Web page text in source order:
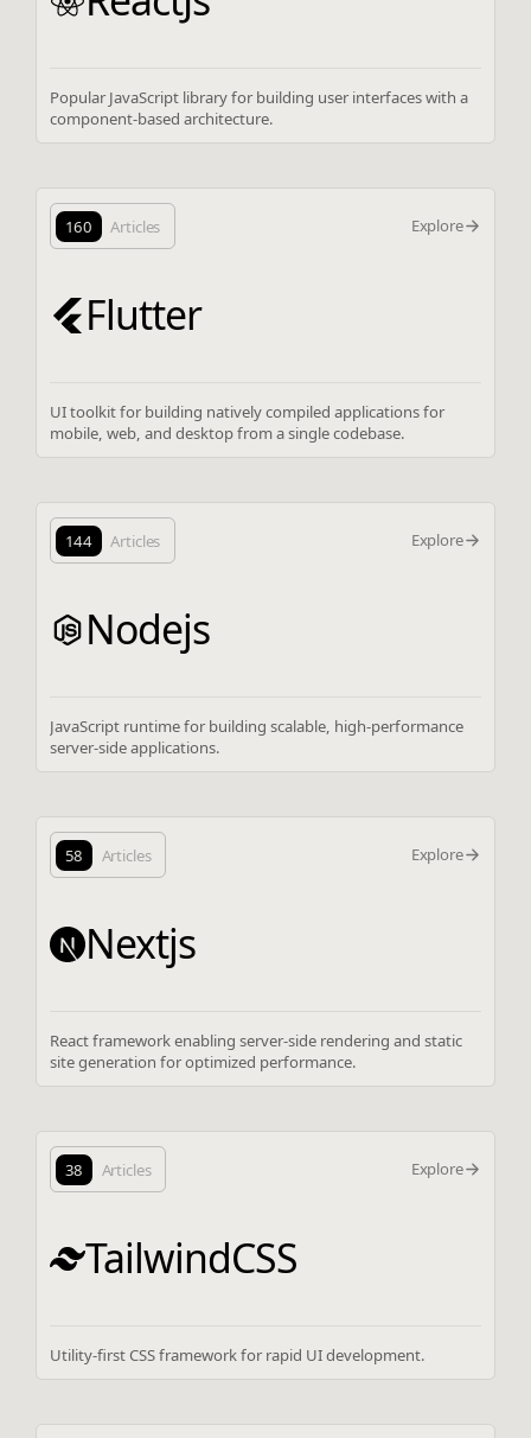
Popular JavaScript library for building user interfaces with a
component-based architecture.
160 Articles Explore
Flutter
UI toolkit for building natively compiled applications for
mobile, web, and desktop from a single codebase.
144 Articles Explore
Nodejs
JavaScript runtime for building scalable, high-performance
server-side applications.
58 Articles Explore
Nextjs
React framework enabling server-side rendering and static
site generation for optimized performance.
38 Articles Explore
TailwindCSS
Utility-first CSS framework for rapid UI development.